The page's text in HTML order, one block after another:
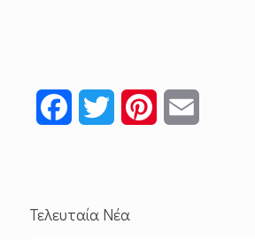
FacebookTwitter Pinterest
Τελευταία Νέα